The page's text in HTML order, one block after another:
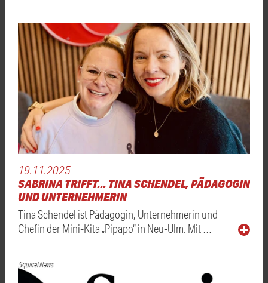
19.11.2025
SABRINA TRIFFT... TINA SCHENDEL, PÄDAGOGIN
UND UNTERNEHMERIN
Tina Schendel ist Pädagogin, Unternehmerin und
Chefin der Mini‑Kita „Pipapo“ in Neu‑Ulm. Mit …
Squirrel News